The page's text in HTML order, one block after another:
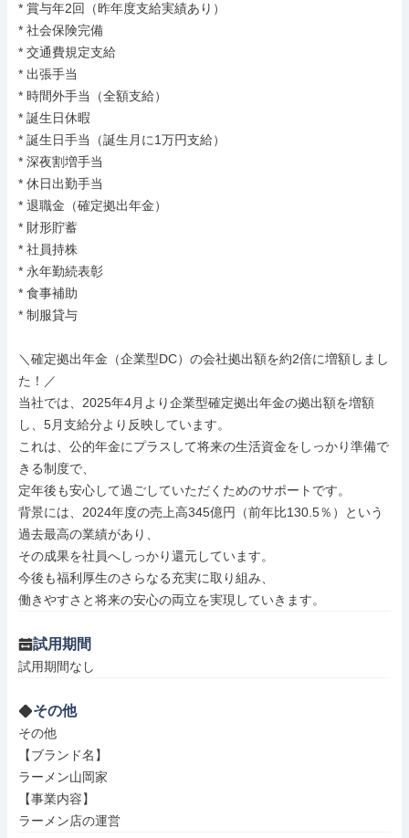
* 賞与年2回（昨年度支給実績あり）
* 社会保険完備
* 交通費規定支給
* 出張手当
* 時間外手当（全額支給）
* 誕生日休暇
* 誕生日手当（誕生月に1万円支給）
* 深夜割増手当
* 休日出勤手当
* 退職金（確定拠出年金）
* 財形貯蓄
* 社員持株
* 永年勤続表彰
* 食事補助
* 制服貸与
＼確定拠出年金（企業型DC）の会社拠出額を約2倍に増額しまし
た！／
当社では、2025年4月より企業型確定拠出年金の拠出額を増額
し、5月支給分より反映しています。
これは、公的年金にプラスして将来の生活資金をしっかり準備で
きる制度で、
定年後も安心して過ごしていただくためのサポートです。
背景には、2024年度の売上高345億円（前年比130.5％）という
過去最高の業績があり、
その成果を社員へしっかり還元しています。
今後も福利厚生のさらなる充実に取り組み、
働きやすさと将来の安心の両立を実現していきます。
試用期間
試用期間なし
その他
その他
【ブランド名】
ラーメン山岡家
【事業内容】
ラーメン店の運営